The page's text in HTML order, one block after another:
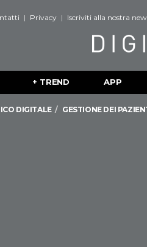
Privacy Iscriviti alla nostra
+ TREND APP
DIGITALE GESTIONE DEI